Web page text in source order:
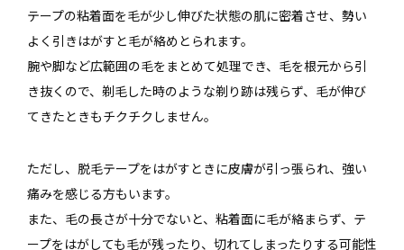
テープの粘着面を毛が少し伸びた状態の肌に密着させ、勢い
よく引きはがすと毛が絡めとられます。
腕や脚など広範囲の毛をまとめて処理でき、毛を根元から引
き抜くので、剃毛した時のような剃り跡は残らず、毛が伸び
てきたときもチクチクしません。
ただし、脱毛テープをはがすときに皮膚が引っ張られ、強い
痛みを感じる方もいます。
また、毛の長さが十分でないと、粘着面に毛が絡まらず、テ
ープをはがしても毛が残ったり、切れてしまったりする可能性